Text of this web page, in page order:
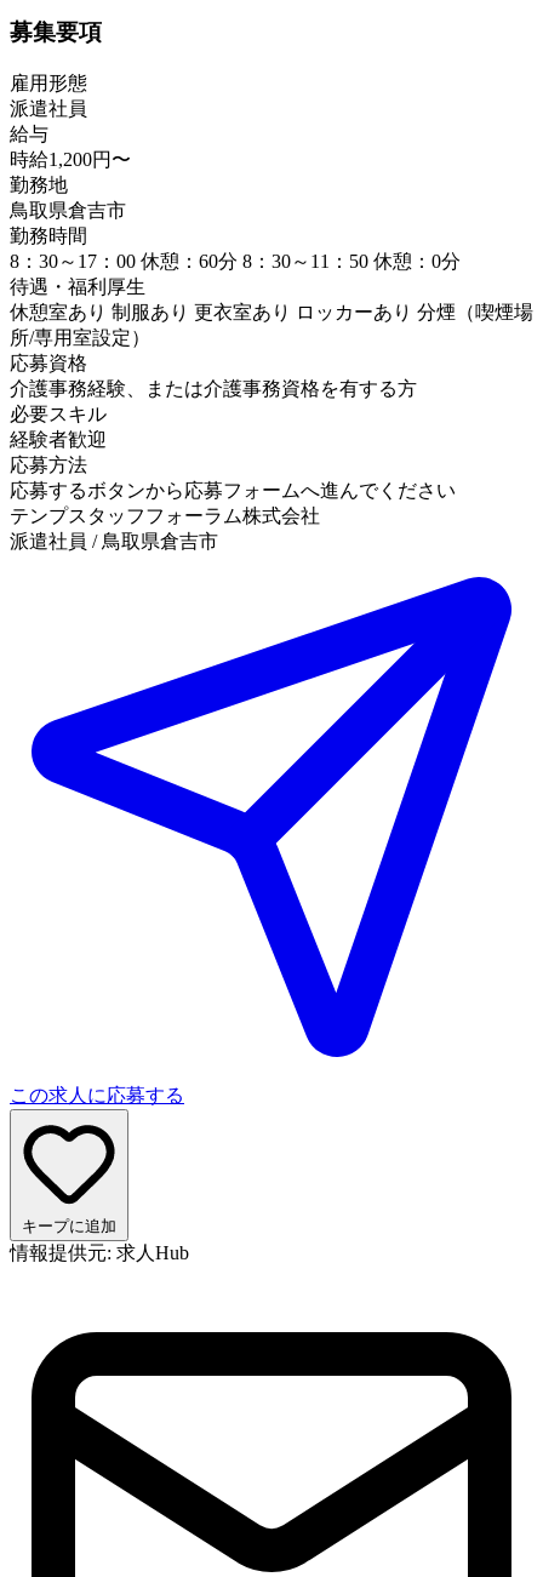
募集要項
雇用形態
派遣社員
給与
時給1,200円〜
勤務地
鳥取県倉吉市
勤務時間
8：30～17：00 休憩：60分 8：30～11：50 休憩：0分
待遇・福利厚生
休憩室あり 制服あり 更衣室あり ロッカーあり 分煙（喫煙場
所/専用室設定）
応募資格
介護事務経験、または介護事務資格を有する方
必要スキル
経験者歓迎
応募方法
応募するボタンから応募フォームへ進んでください
テンプスタッフフォーラム株式会社
派遣社員 / 鳥取県倉吉市
この求人に応募する
キープに追加
情報提供元: 求人Hub